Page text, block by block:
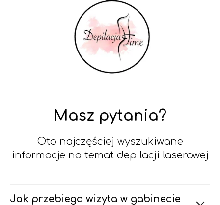
Masz pytania?
Oto najczęściej wyszukiwane
informacje na temat depilacji laserowej
Jak przebiega wizyta w gabinecie